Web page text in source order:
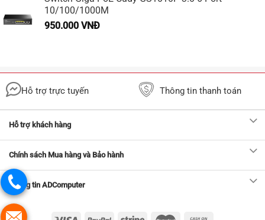
10/100/1000M
950.000 VNĐ
Hỗ trợ trực tuyến Thông tin thanh toán
Hỗ trợ khách hàng
Chính sách Mua hàng và Bảo hành
Thông tin ADComputer